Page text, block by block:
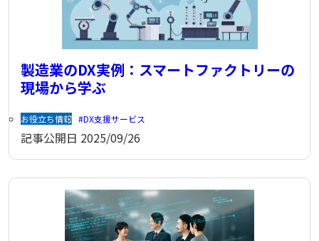
製造業のDX実例：スマートファクトリーの
現場から学ぶ
お役立ち情報 DX支援サービス
記事公開日 2025/09/26